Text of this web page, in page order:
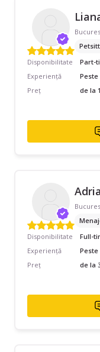
Disponibilitate
Part-
Experiență
Peste
Preț
de la
Disponibilitate
Full-
Experiență
Peste
Preț
de la